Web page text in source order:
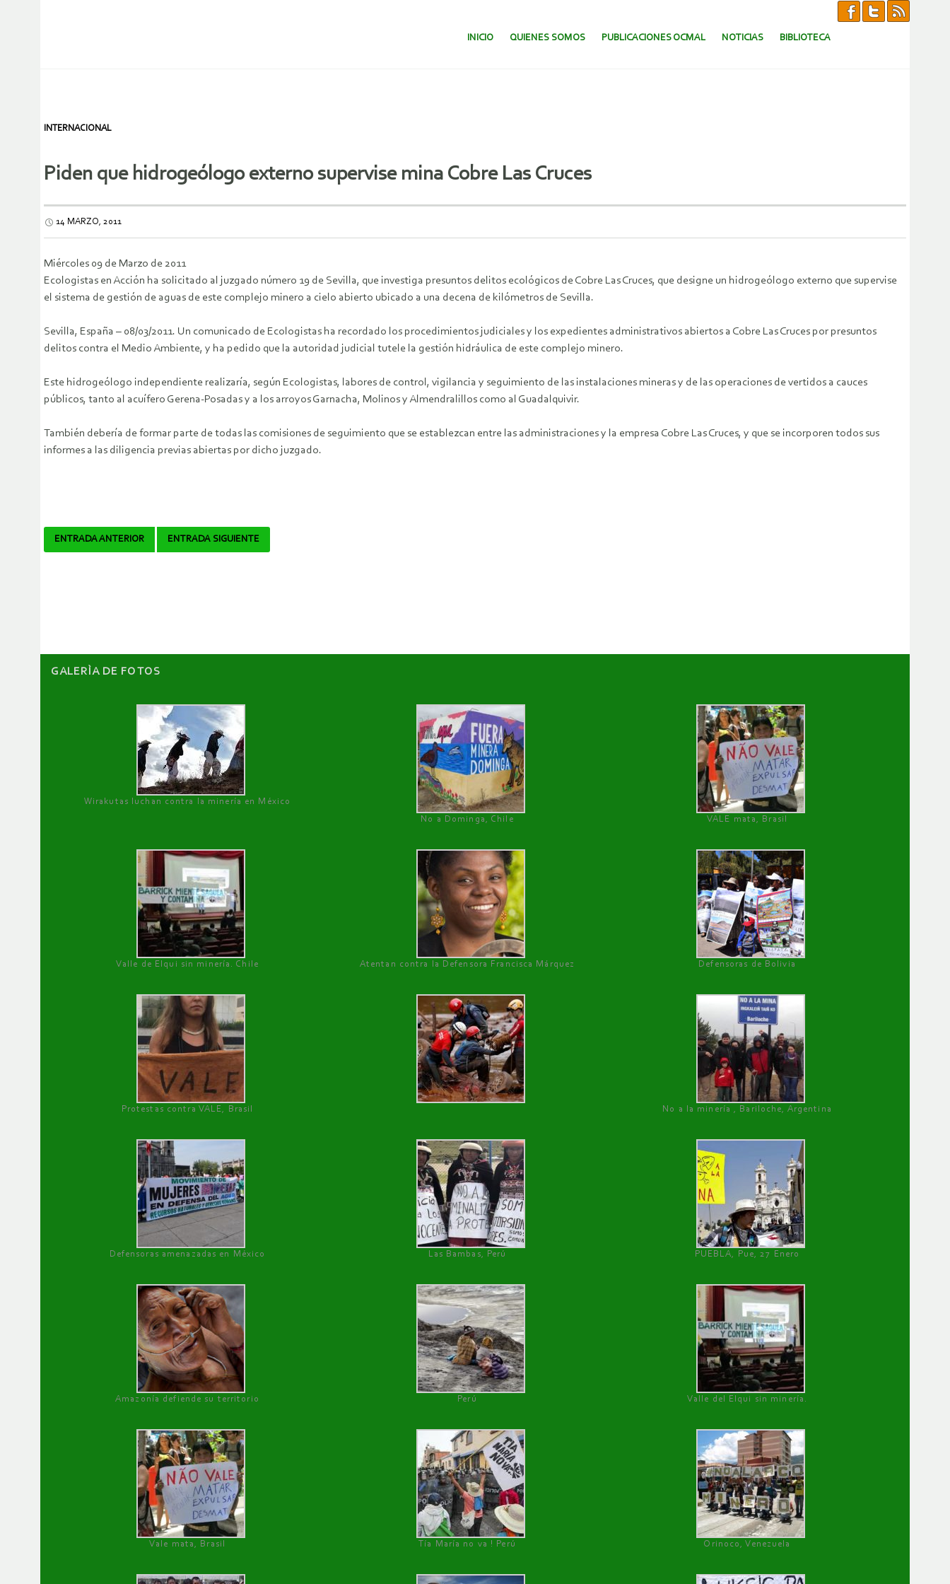
SALTAR AL CONTENIDO.
INICIO QUIENES SOMOS PUBLICACIONES OCMAL NOTICIAS BIBLIOTECA
INTERNACIONAL
Piden que hidrogeólogo externo supervise mina Cobre Las Cruces
14 MARZO, 2011
Miércoles 09 de Marzo de 2011
Ecologistas en Acción ha solicitado al juzgado número 19 de Sevilla, que investiga presuntos delitos ecológicos de Cobre Las Cruces, que designe un hidrogeólogo externo que supervise
el sistema de gestión de aguas de este complejo minero a cielo abierto ubicado a una decena de kilómetros de Sevilla.
Sevilla, España – 08/03/2011. Un comunicado de Ecologistas ha recordado los procedimientos judiciales y los expedientes administrativos abiertos a Cobre Las Cruces por presuntos
delitos contra el Medio Ambiente, y ha pedido que la autoridad judicial tutele la gestión hidráulica de este complejo minero.
Este hidrogeólogo independiente realizaría, según Ecologistas, labores de control, vigilancia y seguimiento de las instalaciones mineras y de las operaciones de vertidos a cauces
públicos, tanto al acuífero Gerena-Posadas y a los arroyos Garnacha, Molinos y Almendralillos como al Guadalquivir.
También debería de formar parte de todas las comisiones de seguimiento que se establezcan entre las administraciones y la empresa Cobre Las Cruces, y que se incorporen todos sus
informes a las diligencia previas abiertas por dicho juzgado.
Navegador
ENTRADA ANTERIOR ENTRADA SIGUIENTE
GALERÌA DE FOTOS
Wirakutas luchan contra la minería en México
No a Dominga, Chile
VALE mata, Brasil
Valle de Elqui sin minería. Chile Atentan contra la Defensora Francisca Márquez Defensoras de Bolivia
Protestas contra VALE, Brasil No a la minería , Bariloche, Argentina
Defensoras amenazadas en México Las Bambas, Perú PUEBLA, Pue, 27 Enero
Amazonía defiende su territorio Perú Valle del Elqui sin minería.
Vale mata, Brasil Tía María no va ! Perú Orinoco, Venezuela